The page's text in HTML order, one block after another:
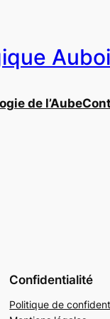
de l’Aube
Confidentialité
Politique de